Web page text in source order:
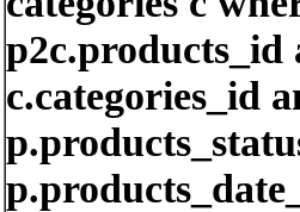
p2c.products_id
c.categories_id